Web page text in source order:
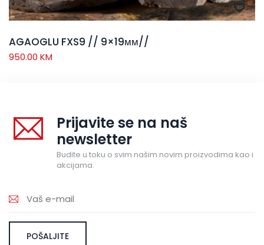
AGAOGLU FXS9 // 9×19мм//
950.00 KM
Prijavite se na naš
newsletter
Budite u toku o svim našim novim proizvodima kao i
akcijama.